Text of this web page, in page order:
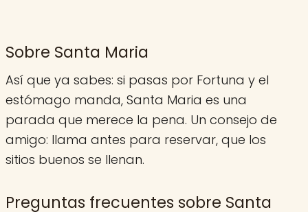
Sobre Santa Maria
Así que ya sabes: si pasas por Fortuna y el
estómago manda, Santa Maria es una
parada que merece la pena. Un consejo de
amigo: llama antes para reservar, que los
sitios buenos se llenan.
Preguntas frecuentes sobre Santa